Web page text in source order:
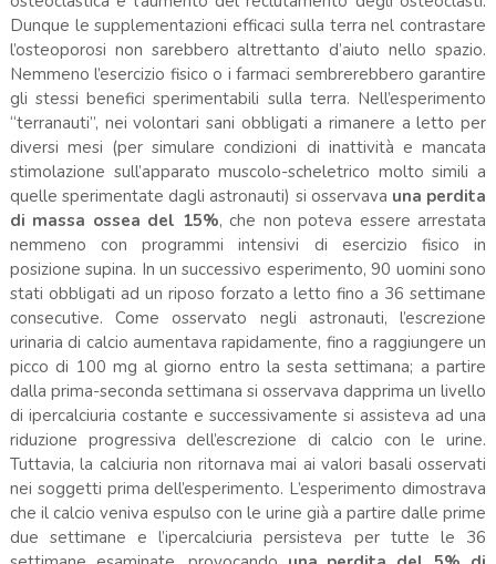
Dunque le supplementazioni efficaci sulla terra nel contrastare
l’osteoporosi non sarebbero altrettanto d’aiuto nello spazio.
Nemmeno l’esercizio fisico o i farmaci sembrerebbero garantire
gli stessi benefici sperimentabili sulla terra. Nell’esperimento
“terranauti”, nei volontari sani obbligati a rimanere a letto per
diversi mesi (per simulare condizioni di inattività e mancata
stimolazione sull’apparato muscolo-scheletrico molto simili a
quelle sperimentate dagli astronauti) si osservava una perdita
di massa ossea del 15%, che non poteva essere arrestata
nemmeno con programmi intensivi di esercizio fisico in
posizione supina. In un successivo esperimento, 90 uomini sono
stati obbligati ad un riposo forzato a letto fino a 36 settimane
consecutive. Come osservato negli astronauti, l’escrezione
urinaria di calcio aumentava rapidamente, fino a raggiungere un
picco di 100 mg al giorno entro la sesta settimana; a partire
dalla prima-seconda settimana si osservava dapprima un livello
di ipercalciuria costante e successivamente si assisteva ad una
riduzione progressiva dell’escrezione di calcio con le urine.
Tuttavia, la calciuria non ritornava mai ai valori basali osservati
nei soggetti prima dell’esperimento. L’esperimento dimostrava
che il calcio veniva espulso con le urine già a partire dalle prime
due settimane e l’ipercalciuria persisteva per tutte le 36